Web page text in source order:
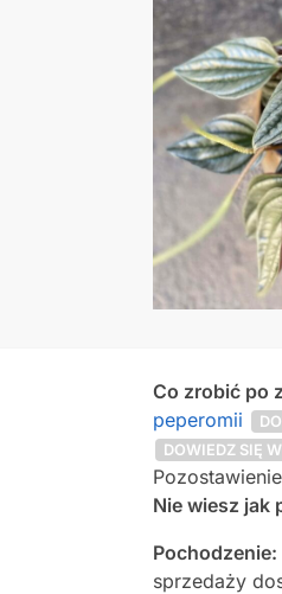
Co zrobić po
peperomii
DOWIEDZ SIĘ
Nie wiesz jak
Pochodzenie:
sprzedaży